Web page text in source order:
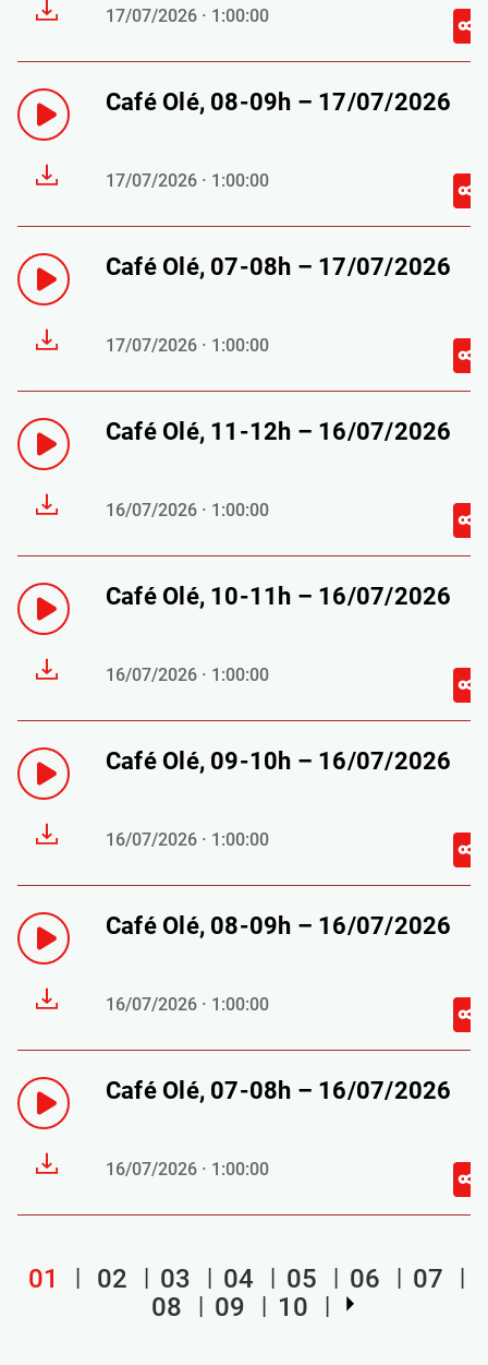
17/07/2026 · 1:00:00
Café Olé, 08-09h – 17/07/2026
17/07/2026 · 1:00:00
Café Olé, 07-08h – 17/07/2026
17/07/2026 · 1:00:00
Café Olé, 11-12h – 16/07/2026
16/07/2026 · 1:00:00
Café Olé, 10-11h – 16/07/2026
16/07/2026 · 1:00:00
Café Olé, 09-10h – 16/07/2026
16/07/2026 · 1:00:00
Café Olé, 08-09h – 16/07/2026
16/07/2026 · 1:00:00
Café Olé, 07-08h – 16/07/2026
16/07/2026 · 1:00:00
01 02 03 04 05 06
07
08
09 10